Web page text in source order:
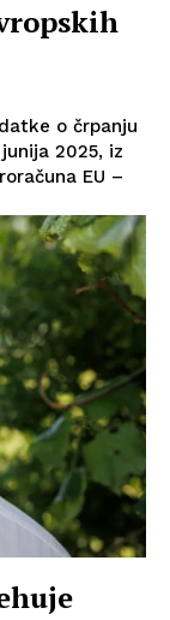
o črpanju
2025, iz
EU –